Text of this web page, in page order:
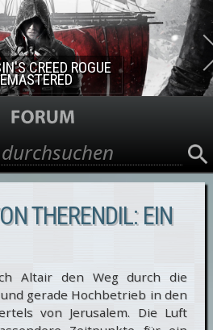
Inhalt
CREED ROGUE
THERENDIL: EIN
Altair den Weg durch die
gerade Hochbetrieb in den
von Jerusalem. Die Luft